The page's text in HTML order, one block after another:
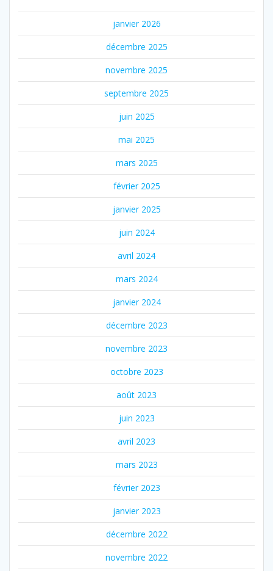
janvier 2026
décembre 2025
novembre 2025
septembre 2025
juin 2025
mai 2025
mars 2025
février 2025
janvier 2025
juin 2024
avril 2024
mars 2024
janvier 2024
décembre 2023
novembre 2023
octobre 2023
août 2023
juin 2023
avril 2023
mars 2023
février 2023
janvier 2023
décembre 2022
novembre 2022